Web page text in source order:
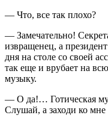
— Что, все так плохо?
— Замечательно!
извращенец, а президент
дня на столе со своей
так еще и врубает на
музыку.
— О да!… Готическая
Слушай, а заходи ко